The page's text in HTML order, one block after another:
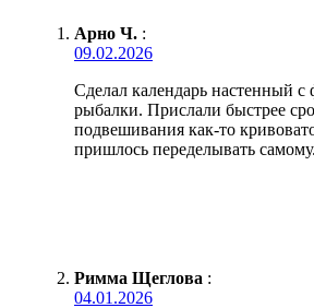
Арно Ч. :
09.02.2026
Сделал календарь настенный с
рыбалки. Прислали быстрее
подвешивания как-то
пришлось переделывать самому.
Римма Щеглова :
04.01.2026